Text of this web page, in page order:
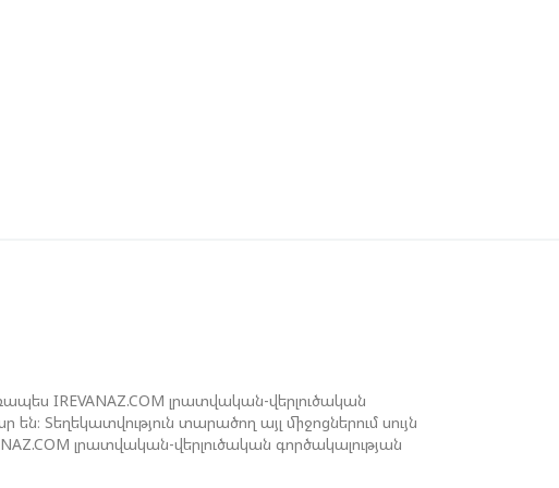
IREVANAZ.COM լրատվական-վերլուծական
Տեղեկատվություն տարածող այլ միջոցներում սույն
լրատվական-վերլուծական գործակալության